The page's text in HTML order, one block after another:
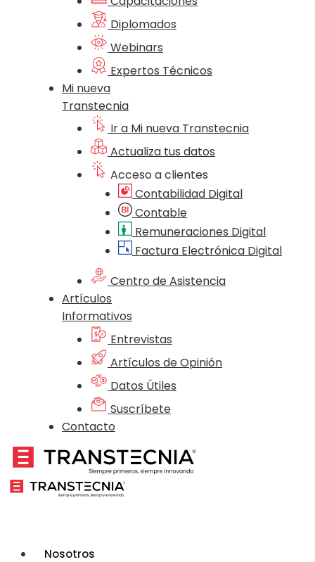
Diplomados
Webinars
Expertos Técnicos
Mi nueva
Transtecnia
Ir a Mi nueva Transtecnia
Actualiza tus datos
Acceso a clientes
Contabilidad Digital
Contable
Remuneraciones Digital
Factura Electrónica Digital
Centro de Asistencia
Artículos
Informativos
Entrevistas
Artículos de Opinión
Datos Útiles
Suscríbete
Contacto
Nosotros